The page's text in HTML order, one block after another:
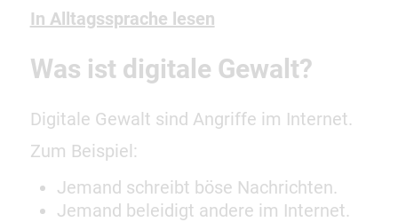
In Alltagssprache lesen
Was ist digitale Gewalt?
Digitale Gewalt sind Angriffe im Internet.
Zum Beispiel:
Jemand schreibt böse Nachrichten.
Jemand beleidigt andere im Internet.